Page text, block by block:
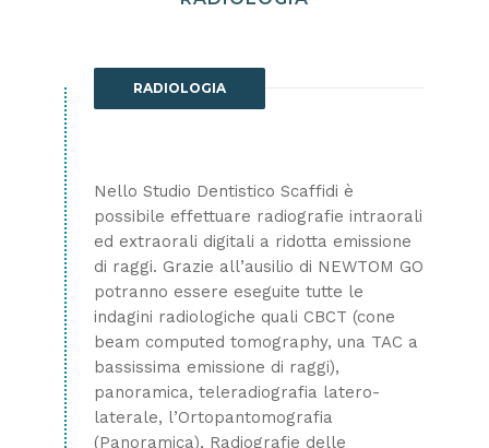
RADIOLOGIA
Nello Studio Dentistico Scaffidi è
possibile effettuare radiografie intraorali
ed extraorali digitali a ridotta emissione
di raggi. Grazie all’ausilio di NEWTOM GO
potranno essere eseguite tutte le
indagini radiologiche quali CBCT (cone
beam computed tomography, una TAC a
bassissima emissione di raggi),
panoramica, teleradiografia latero-
laterale, l’Ortopantomografia
(Panoramica), Radiografie delle